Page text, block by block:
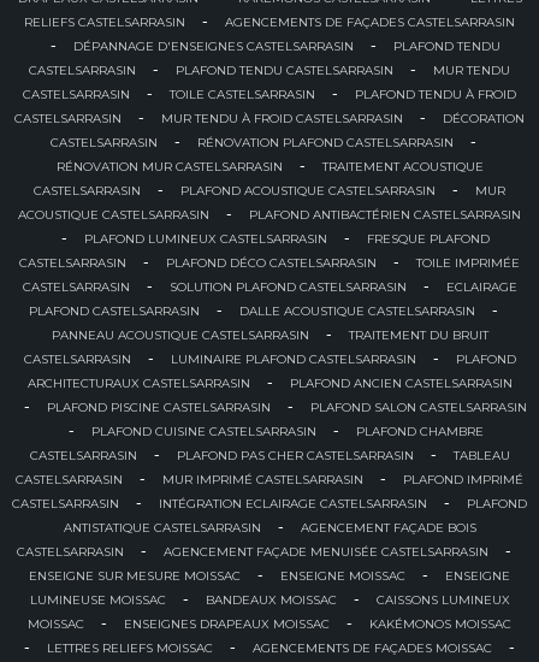
RELIEFS CASTELSARRASIN
- AGENCEMENTS DE FAÇADES CASTELSARRASIN
- DÉPANNAGE D'ENSEIGNES CASTELSARRASIN -
PLAFOND TENDU
CASTELSARRASIN
- PLAFOND TENDU CASTELSARRASIN -
MUR TENDU
CASTELSARRASIN
- TOILE CASTELSARRASIN -
PLAFOND TENDU À FROID
CASTELSARRASIN
- MUR TENDU À FROID CASTELSARRASIN -
DÉCORATION
CASTELSARRASIN
- RÉNOVATION PLAFOND CASTELSARRASIN -
RÉNOVATION MUR CASTELSARRASIN -
TRAITEMENT ACOUSTIQUE
CASTELSARRASIN
- PLAFOND ACOUSTIQUE CASTELSARRASIN -
MUR
ACOUSTIQUE CASTELSARRASIN
- PLAFOND ANTIBACTÉRIEN CASTELSARRASIN
- PLAFOND LUMINEUX CASTELSARRASIN -
FRESQUE PLAFOND
CASTELSARRASIN
- PLAFOND DÉCO CASTELSARRASIN -
TOILE IMPRIMÉE
CASTELSARRASIN
- SOLUTION PLAFOND CASTELSARRASIN -
ECLAIRAGE
PLAFOND CASTELSARRASIN
- DALLE ACOUSTIQUE CASTELSARRASIN -
PANNEAU ACOUSTIQUE CASTELSARRASIN -
TRAITEMENT DU BRUIT
CASTELSARRASIN
- LUMINAIRE PLAFOND CASTELSARRASIN -
PLAFOND
ARCHITECTURAUX CASTELSARRASIN
- PLAFOND ANCIEN CASTELSARRASIN
- PLAFOND PISCINE CASTELSARRASIN - PLAFOND SALON CASTELSARRASIN
- PLAFOND CUISINE CASTELSARRASIN -
PLAFOND CHAMBRE
CASTELSARRASIN
- PLAFOND PAS CHER CASTELSARRASIN -
TABLEAU
CASTELSARRASIN
- MUR IMPRIMÉ CASTELSARRASIN -
PLAFOND IMPRIMÉ
CASTELSARRASIN
- INTÉGRATION ECLAIRAGE CASTELSARRASIN -
PLAFOND
ANTISTATIQUE CASTELSARRASIN
-
AGENCEMENT FAÇADE BOIS
CASTELSARRASIN
- AGENCEMENT FAÇADE MENUISÉE CASTELSARRASIN -
ENSEIGNE SUR MESURE MOISSAC - ENSEIGNE MOISSAC -
ENSEIGNE
LUMINEUSE MOISSAC
- BANDEAUX MOISSAC -
CAISSONS LUMINEUX
MOISSAC
- ENSEIGNES DRAPEAUX MOISSAC - KAKÉMONOS MOISSAC
- LETTRES RELIEFS MOISSAC - AGENCEMENTS DE FAÇADES MOISSAC -